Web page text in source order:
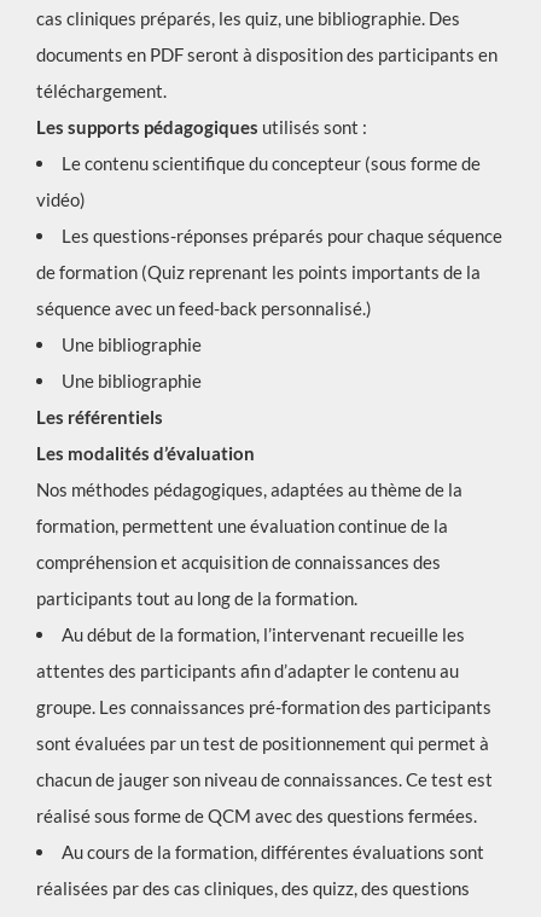
cas cliniques préparés, les quiz, une bibliographie. Des
documents en PDF seront à disposition des participants en
téléchargement.
Les supports pédagogiques utilisés sont :
Le contenu scientifique du concepteur (sous forme de
vidéo)
Les questions-réponses préparés pour chaque séquence
de formation (Quiz reprenant les points importants de la
séquence avec un feed-back personnalisé.)
Une bibliographie
Une bibliographie
Les référentiels
Les modalités d’évaluation
Nos méthodes pédagogiques, adaptées au thème de la
formation, permettent une évaluation continue de la
compréhension et acquisition de connaissances des
participants tout au long de la formation.
Au début de la formation, l’intervenant recueille les
attentes des participants afin d’adapter le contenu au
groupe. Les connaissances pré-formation des participants
sont évaluées par un test de positionnement qui permet à
chacun de jauger son niveau de connaissances. Ce test est
réalisé sous forme de QCM avec des questions fermées.
Au cours de la formation, différentes évaluations sont
réalisées par des cas cliniques, des quizz, des questions